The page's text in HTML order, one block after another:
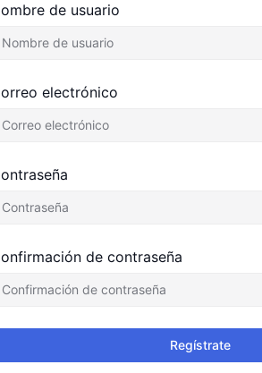
de usuario
electrónico
de contraseña
Regístrate